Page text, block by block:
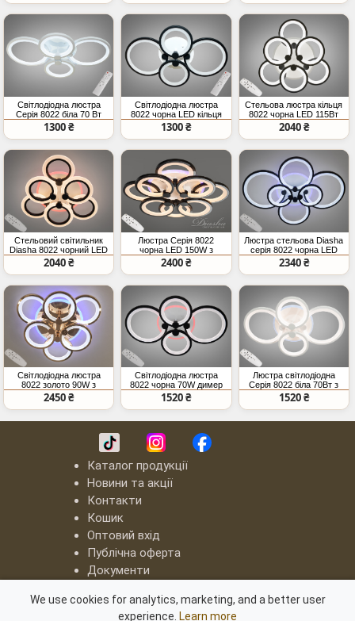
Світлодіодна люстра
Серія 8022 біла 70 Вт
димер
1300 ₴
Світлодіодна люстра
8022 чорна LED кільця
ПДУ
1300 ₴
Стельова люстра кільця
8022 чорна LED 115Вт
пульт
2040 ₴
Стельовий світильник
Diasha 8022 чорний LED
димер
2040 ₴
Люстра Серія 8022
чорна LED 150W з
пультом
2400 ₴
Люстра стельова Diasha
серія 8022 чорна LED
135W
2340 ₴
Світлодіодна люстра
8022 золото 90W з
пультом
2450 ₴
Світлодіодна люстра
8022 чорна 70W димер
пульт
1520 ₴
Люстра світлодіодна
Серія 8022 біла 70Вт з
пультом
1520 ₴
Каталог продукції
Новини та акції
Контакти
Кошик
Оптовий вхід
Публічна оферта
Документи
Серія "8060"
We use cookies for analytics, marketing, and a better user
experience. Learn more